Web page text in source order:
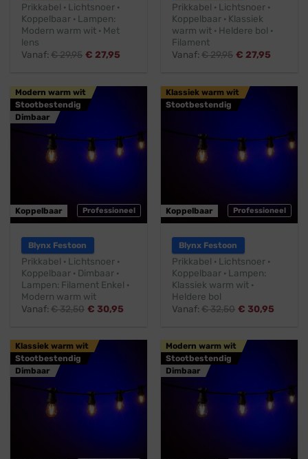
Prikkabel · Lichtsnoer ·
Koppelbaar · Lampen:
Modern warm wit · Met
lens
Vanaf:€29,95 € 27,95
Prikkabel · Lichtsnoer ·
Koppelbaar · Klassiek
warm wit · Heldere bol ·
Filament
Vanaf:€29,95 € 27,95
Professioneel
Modern warm wit
Stootbestendig
Dimbaar
Koppelbaar
Blynx Festoon
Prikkabel · Lichtsnoer ·
Koppelbaar · Dimbaar ·
Lampen: Filament Enkel ·
Modern warm wit
Vanaf:€32,50 € 30,95
Professioneel
Klassiek warm wit
Stootbestendig
Koppelbaar
Blynx Festoon
Prikkabel · Lichtsnoer ·
Koppelbaar · Lampen:
Klassiek warm wit ·
Heldere bol
Vanaf:€32,50 € 30,95
Klassiek warm wit
Stootbestendig
Dimbaar
Modern warm wit
Stootbestendig
Dimbaar